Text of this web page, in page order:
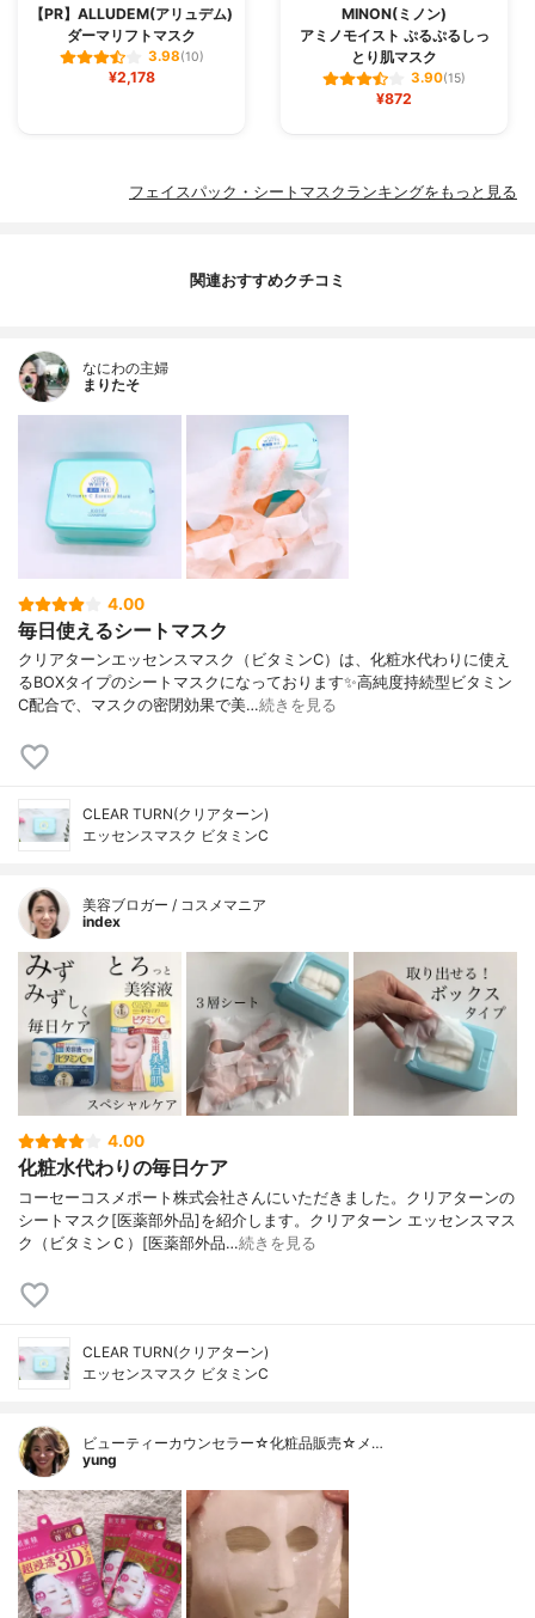
【PR】ALLUDEM(アリュデム)
ダーマリフトマスク
3.98(10)
¥2,178
MINON(ミノン)
アミノモイスト ぷるぷるしっ
とり肌マスク
3.90(15)
¥872
フェイスパック・シートマスクランキングをもっと見る
関連おすすめクチコミ
なにわの主婦
まりたそ
4.00
毎日使えるシートマスク
クリアターンエッセンスマスク（ビタミンC）は、化粧水代わりに使え
るBOXタイプのシートマスクになっております✨高純度持続型ビタミン
C配合で、マスクの密閉効果で美…続きを見る
CLEAR TURN(クリアターン)
エッセンスマスク ビタミンC
美容ブロガー / コスメマニア
index
4.00
化粧水代わりの毎日ケア
コーセーコスメポート株式会社さんにいただきました。クリアターンの
シートマスク[医薬部外品]を紹介します。クリアターン エッセンスマス
ク（ビタミンＣ）[医薬部外品…続きを見る
CLEAR TURN(クリアターン)
エッセンスマスク ビタミンC
ビューティーカウンセラー☆化粧品販売☆メ…
yung